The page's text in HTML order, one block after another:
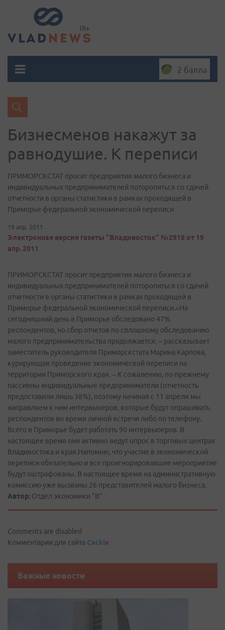
2 балла
Бизнесменов накажут за
равнодушие. К переписи
ПРИМОРСКСТАТ просит предприятия малого бизнеса и
индивидуальных предпринимателей поторопиться со сдачей
отчетности в органы статистики в рамках проходящей в
Приморье федеральной экономической переписи
19 апр. 2011
Электронная версия газеты "Владивосток" №2918 от 19
апр. 2011
ПРИМОРСКСТАТ просит предприятия малого бизнеса и
индивидуальных предпринимателей поторопиться со сдачей
отчетности в органы статистики в рамках проходящей в
Приморье федеральной экономической переписи.«На
сегодняшний день в Приморье обследовано 47%
респондентов, но сбор отчетов по сплошному обследованию
малого предпринимательства продолжается, – рассказывает
заместитель руководителя Приморскстата Марина Карпова,
курирующая проведение экономической переписи на
территории Приморского края. – К сожалению, по-прежнему
пассивны индивидуальные предприниматели (отчетность
предоставили лишь 38%), поэтому начиная с 11 апреля мы
направляем к ним интервьюеров, которые будут опрашивать
респондентов во время личной встречи либо по телефону.
Всего в Приморье будет работать 90 интервьюеров. В
настоящее время они активно ведут опрос в торговых центрах
Владивостока и края.Напомню, что участие в экономической
переписи обязательно и все проигнорировавшие мероприятие
будут оштрафованы. В настоящее время на административную
комиссию уже вызваны 26 представителей малого бизнеса.
Автор: Отдел экономики "В"
Comments are disabled
Комментарии для сайта Cackle
Важные новости